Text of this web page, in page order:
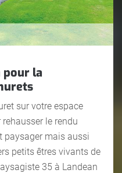
pour la
sur votre espace
le rendu
paysager mais aussi
petits êtres vivants de
35 à Landean